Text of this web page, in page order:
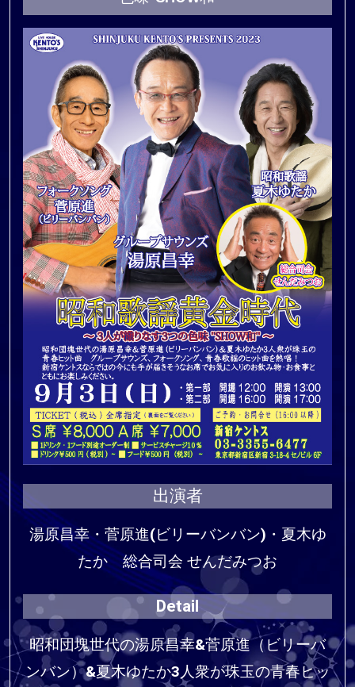
出演者
湯原昌幸・菅原進(ビリーバンバン)・夏木ゆ
たか 総合司会 せんだみつお
Detail
昭和団塊世代の湯原昌幸&菅原進（ビリーバ
ンバン）&夏木ゆたか3人衆が珠玉の青春ヒッ